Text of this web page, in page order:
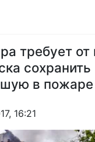
требует от
сохранить
в пожаре
16:21